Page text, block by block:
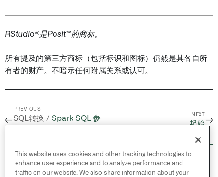
RStudio®是Posit™的商标。
所有提及的第三方商标（包括标识和图标）仍然是其各自所
有者的财产。不暗示任何附属关系或认可。
←
PREVIOUS
SQL转换 / Spark SQL 参
NEXT
起始→
© 2026 Palantir Technologies Inc. All rights
reserved.
This website uses cookies and other tracking technologies to
enhance user experience and to analyze performance and
traffic on our website. We also share information about your